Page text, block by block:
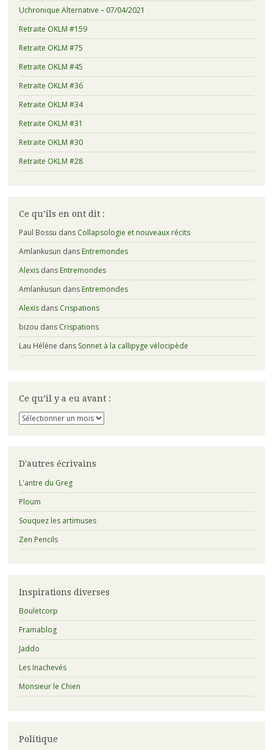
Uchronique Alternative – 07/04/2021
Retraite OKLM #159
Retraite OKLM #75
Retraite OKLM #45
Retraite OKLM #36
Retraite OKLM #34
Retraite OKLM #31
Retraite OKLM #30
Retraite OKLM #28
Ce qu’ils en ont dit :
Paul Bossu dans Collapsologie et nouveaux récits
Amlankusun dans Entremondes
Alexisdans Entremondes
Amlankusun dans Entremondes
Alexisdans Crispations
bizou dans Crispations
Lau Hélène dans Sonnet à la callipyge vélocipède
Ce qu’il y a eu avant :
Ce
qu’il
eu
:
D'autres écrivains
L'antre du Greg
Ploum
Souquez les artimuses
Zen Pencils
Inspirations diverses
Bouletcorp
Framablog
Jaddo
Les Inachevés
Monsieur le Chien
Politique